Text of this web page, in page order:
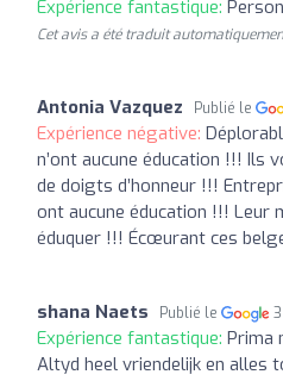
Expérience fantastique:
Cet avis a été traduit
Antonia Vazquez Publié le
Expérience négative:
n’ont aucune éducation !!! Ils
de doigts d’honneur !!!
ont aucune éducation !!! Leur
éduquer !!! Écœurant ces
shana Naets Publié le
Expérience fantastique: Prima
Altyd heel vriendelijk en alles